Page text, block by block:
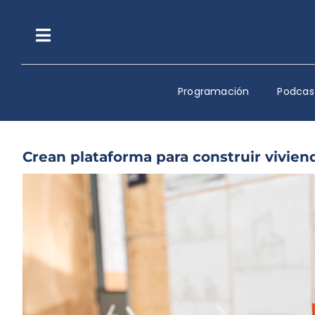
contenidoToggle
Navigation
Programación
Crean plataforma para construir